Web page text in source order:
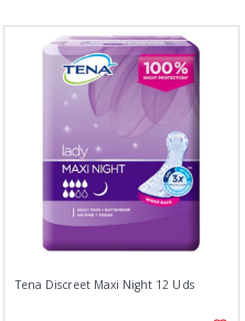
Tena Discreet Maxi Night 12 Uds